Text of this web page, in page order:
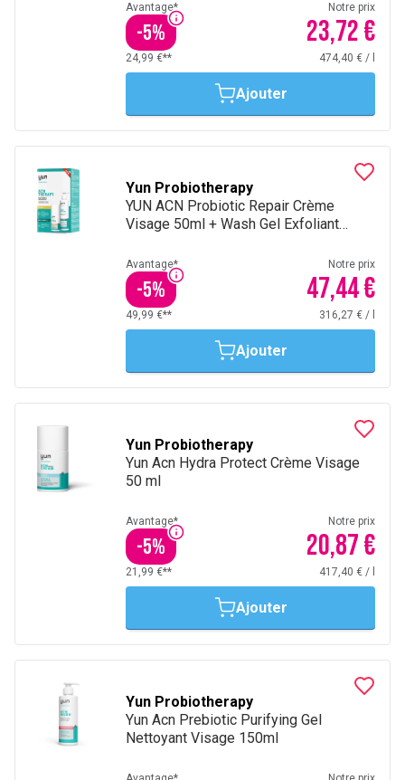
Avantage*
-5%
Notre prix
23,72 €
24,99 €** 474,40 € /
Ajouter
Yun Probiotherapy
YUN ACN Probiotic Repair Crème
Visage 50ml + Wash Gel Exfoliant
Avantage*
-5%
Notre prix
47,44 €
49,99 €** 316,27 € /
Ajouter
Yun Probiotherapy
Yun Acn Hydra Protect Crème Visage
50 ml
Avantage*
-5%
Notre prix
20,87 €
21,99 €** 417,40 € /
Ajouter
Yun Probiotherapy
Yun Acn Prebiotic Purifying Gel
Nettoyant Visage 150ml